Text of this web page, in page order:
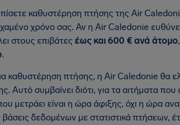
καθυστέρηση πτήσης της Air
χρόνο σας. Αν η Air Caledonie
στους επιβάτεςέως και 600 € ανά άτομο
.
καθυστέρηση πτήσης, η Air Caledonie θα
Αυτό συμβαίνει διότι, για τα αιτήματα
μετράει είναι η ώρα άφιξης, όχι η ώρα
βάσεις δεδομένων με στατιστικά πτήσεων,